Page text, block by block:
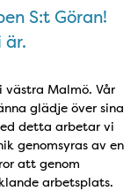
S:t Göran!
är.
västra Malmö. Vår
glädje över sina
detta arbetar vi
genomsyras av en
att genom
arbetsplats.